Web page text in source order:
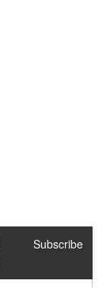
Subscribe